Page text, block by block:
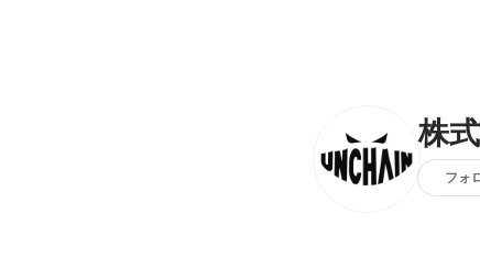
株
フォ